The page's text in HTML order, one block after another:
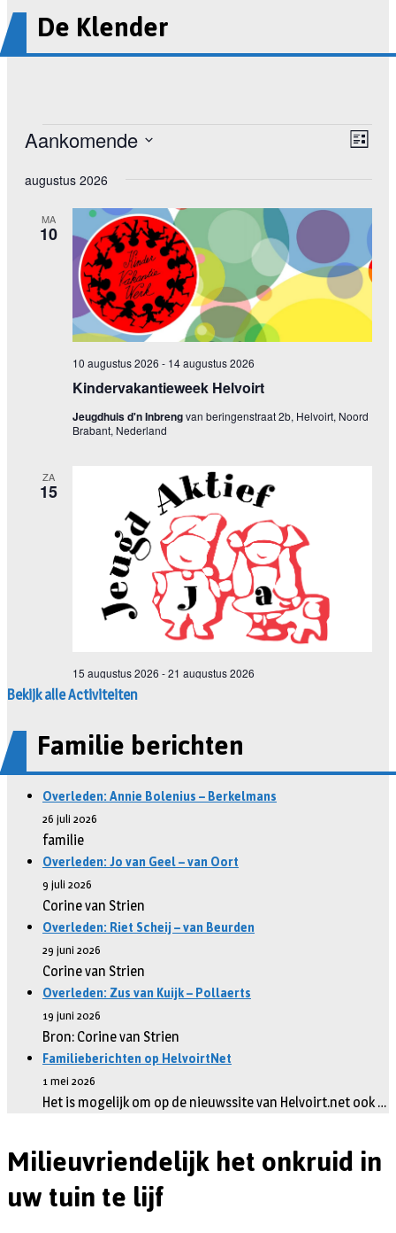
De Klender
Bekijk alle Activiteiten
Familie berichten
Overleden: Annie Bolenius – Berkelmans
26 juli 2026
familie
Overleden: Jo van Geel – van Oort
9 juli 2026
Corine van Strien
Overleden: Riet Scheij – van Beurden
29 juni 2026
Corine van Strien
Overleden: Zus van Kuijk – Pollaerts
19 juni 2026
Bron: Corine van Strien
Familieberichten op HelvoirtNet
1 mei 2026
Het is mogelijk om op de nieuwssite van Helvoirt.net ook …
Milieuvriendelijk het onkruid in
uw tuin te lijf